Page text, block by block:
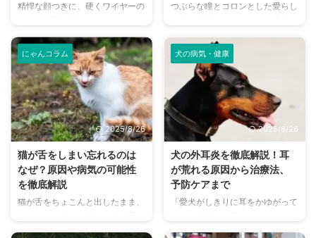
るための注意点まで、外飼いのす
この記事の結論 犬の外飼いは運
動不 ...
しも病気のサインではなく、正常
合も多い ぐったりしている、食
...
精悍な顔つきに、硬くワイヤーの
イアーヘアード・ポインター。日
本ではまだあまり知られていない
犬種ですが、ドイツ原産の優れた
猟犬として、海外では高い人気を
誇ります。 その知的で忠実な性
格と、エネルギッシュな一面を併
せ持つこの犬種を家族に迎えたい
と考えている方もいるのではない
でしょうか。 この記事では、ジ
ャーマン・ワイアーヘアード・ポ
インターの魅力から、飼い方のポ
イント、注意すべき病気までを詳
しく解説します。 この記事の結
犬期からの継続的なしつけが重要
つぶらな瞳とコロンとした愛らし
さまざまな品種がいることをご存
知でしょうか。 毛の長さや色、
毛並み、そして性格も品種によっ
てさまざまです。どの品種を家族
に迎えるか迷っている方や、すで
にモルモットを飼っている方も、
この記事を読めば新しい発見があ
るかもしれません。 この記事で
は、モルモットの主な品種を、そ
れぞれの特徴や飼育のコツと共に
詳しくご紹介します。 この記事
の結論 モルモットには、毛の長
種が存在する 短毛種は飼育が容
にゃんコラム
2025/8/26
猫が舌をしまい忘れるのは
なぜ？原因や病気の可能性
を徹底解説
猫が舌をちょこんと出したまま、
しく、つい写真に収めたくなりま
犬の病気・健康
2025/8/26
犬の外耳炎を徹底解説！耳
が荒れる原因から治療法、
予防ケアまで
「愛犬がしきりに耳をかゆがって
る」…もし、愛犬にそのようなサ